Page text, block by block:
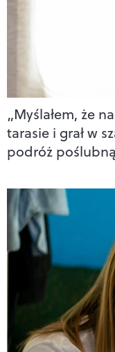
„Myślałem, że
tarasie i grał w
podróż